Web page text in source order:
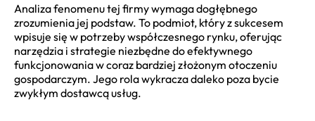
Analiza fenomenu tej firmy wymaga dogłębnego
zrozumienia jej podstaw. To podmiot, który z sukcesem
wpisuje się w potrzeby współczesnego rynku, oferując
narzędzia i strategie niezbędne do efektywnego
funkcjonowania w coraz bardziej złożonym otoczeniu
gospodarczym. Jego rola wykracza daleko poza bycie
zwykłym dostawcą usług.